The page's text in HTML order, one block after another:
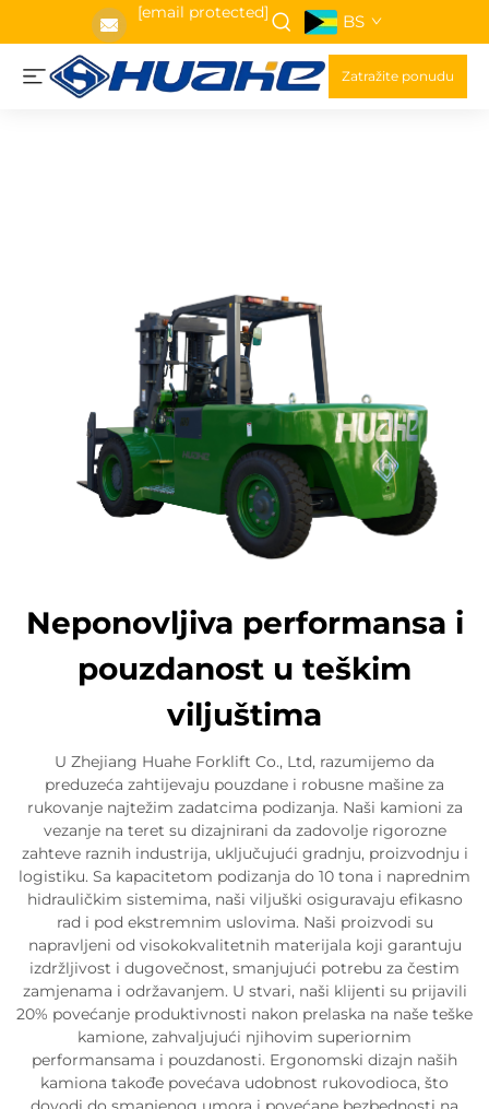
[email protected] BS
Zatražite ponudu
Neponovljiva performansa i
pouzdanost u teškim
viljuštima
U Zhejiang Huahe Forklift Co., Ltd, razumijemo da
preduzeća zahtijevaju pouzdane i robusne mašine za
rukovanje najtežim zadatcima podizanja. Naši kamioni za
vezanje na teret su dizajnirani da zadovolje rigorozne
zahteve raznih industrija, uključujući gradnju, proizvodnju i
logistiku. Sa kapacitetom podizanja do 10 tona i naprednim
hidrauličkim sistemima, naši viljuški osiguravaju efikasno
rad i pod ekstremnim uslovima. Naši proizvodi su
napravljeni od visokokvalitetnih materijala koji garantuju
izdržljivost i dugovečnost, smanjujući potrebu za čestim
zamjenama i održavanjem. U stvari, naši klijenti su prijavili
20% povećanje produktivnosti nakon prelaska na naše teške
kamione, zahvaljujući njihovim superiornim
performansama i pouzdanosti. Ergonomski dizajn naših
kamiona takođe povećava udobnost rukovodioca, što